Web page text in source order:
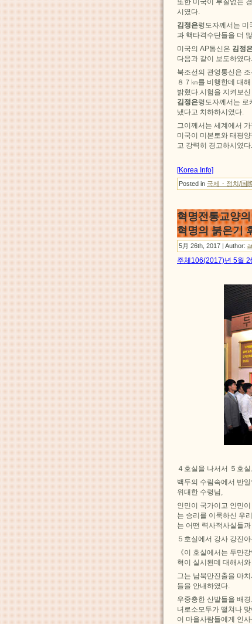
시였다.
김정은령도자께서는 미
과 핵타격수단들을 더
미국의 AP통신은 김정
다음과 같이 보도하였다.
북조선의 관영통신은
８７㎞를 비행한데 대
밝혔다.시험을 지켜보신
김정은령도자께서는 로
냈다고 치하하시였다.
그이께서는 세계에서
미국이 미본토와 태평
고 강력히 경고하시였다.
[Korea Info]
Posted in 국제・정치/国
혁명전통교양
혁명의 붉은기
5月 26th, 2017 | Author:
주체106(2017)년 5월
４호실을 나서서 ５호
백두의 수림속에서 반
위대한 수령님,
인민이 국가이고 인민
는 승리를 이룩하신 우
는 어떤 력사적사실들
５호실에서 강사 강진
《이 호실에서는 두만
혁이 실시된데 대해서
그는 남북만진출을 마
들을 안내하였다.
우중충한 산발들을 배
녀로소모두가 떨쳐나
어 마을사람들에게 인